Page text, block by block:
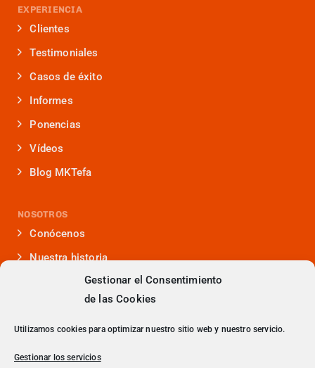
Gestionar el Consentimiento
de las Cookies
Utilizamos cookies para optimizar nuestro sitio web y nuestro servicio.
Gestionar los servicios
EXPERIENCIA
Clientes
Testimoniales
Casos de éxito
Informes
Ponencias
Vídeos
Blog MKTefa
NOSOTROS
Conócenos
Nuestra historia
Iniciativas que lideramos
Noticias y eventos
Presencia en medios
¿Hablamos?